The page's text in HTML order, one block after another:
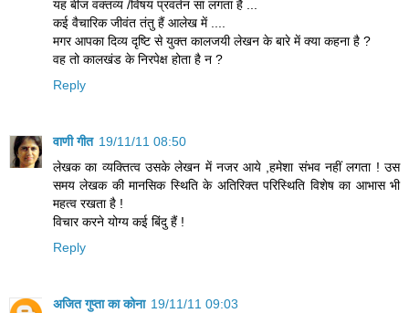
यह बीज वक्तव्य /विषय प्रवर्तन सा लगता है ...
कई वैचारिक जीवंत तंतु हैं आलेख में ....
मगर आपका दिव्य दृष्टि से युक्त कालजयी लेखन के बारे में क्या कहना है ?
वह तो कालखंड के निरपेक्ष होता है न ?
Reply
वाणी गीत 19/11/11 08:50
लेखक का व्यक्तित्व उसके लेखन में नजर आये ,हमेशा संभव नहीं लगता ! उस
समय लेखक की मानसिक स्थिति के अतिरिक्त परिस्थिति विशेष का आभास भी
महत्व रखता है !
विचार करने योग्य कई बिंदु हैं !
Reply
अजित गुप्ता का कोना 19/11/11 09:03